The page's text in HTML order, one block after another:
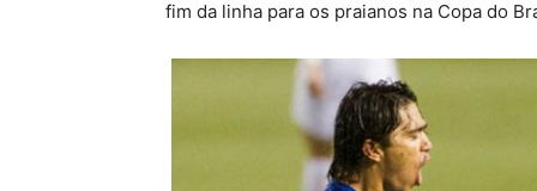
fim da linha para os praianos na Copa do